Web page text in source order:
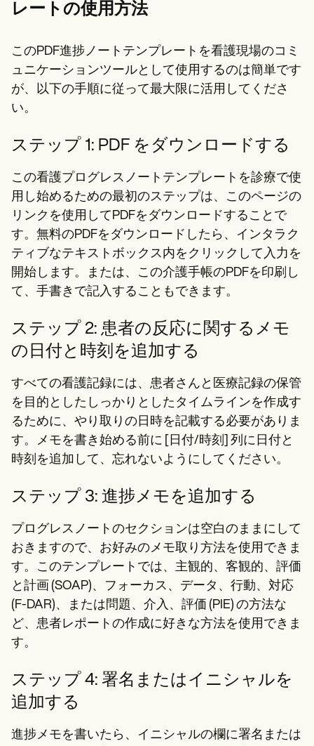
レートの使用方法
このPDF進捗ノートテンプレートを看護現場のコミ
ュニケーションツールとして使用するのは簡単です
が、以下の手順に従って最大限に活用してくださ
い。
ステップ 1: PDF をダウンロードする
この看護プログレスノートテンプレートを診療で使
用し始めるための最初のステップは、このページの
リンクを使用してPDFをダウンロードすることで
す。無料のPDFをダウンロードしたら、インタラク
ティブなテキストボックス内をクリックして入力を
開始します。または、この介護手帳のPDFを印刷し
て、手書きで記入することもできます。
ステップ 2: 患者の反応に関するメモ
の日付と時刻を追加する
すべての看護記録には、患者さんと医療記録の保管
を目的としたしっかりとしたタイムラインを作成す
るために、やり取りの日時を記載する必要がありま
す。メモを書き始める前に [日付/時刻] 列に日付と
時刻を追加して、忘れないようにしてください。
ステップ 3: 進捗メモを追加する
プログレスノートのセクションは空白のままにして
おきますので、お好みのメモ取り方法を使用できま
す。このテンプレートでは、主観的、客観的、評価
と計画 (SOAP)、フォーカス、データ、行動、対応
(F-DAR)、または問題、介入、評価 (PIE) の方法な
ど、患者レポートの作成に好きな方法を使用できま
す。
ステップ 4: 署名またはイニシャルを
追加する
進捗メモを書いたら、イニシャルの欄に署名または